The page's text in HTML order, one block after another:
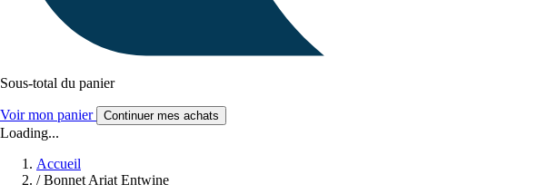
Sous-total du panier
Voir mon panier Continuer mes achats
Loading...
Accueil
/ Bonnet Ariat Entwine